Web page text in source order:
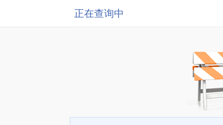
正在查询中